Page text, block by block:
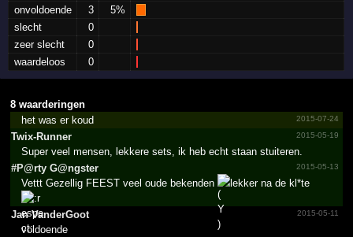
onvoldoende
3
5%
slecht
0
zeer slecht
0
waardeloos
0
8 waarderingen
2015-07-24
het was er koud
Twix-Runner
2015-05-19
Super veel mensen, lekkere sets, ik heb echt staan stuiteren.
#­P@­rty G@­ngster
2015-05-13
Vettt Gezellig FEEST veel oude bekenden lekker na de kl*te
Jan VanderGoot 2015-05-11
voldoende